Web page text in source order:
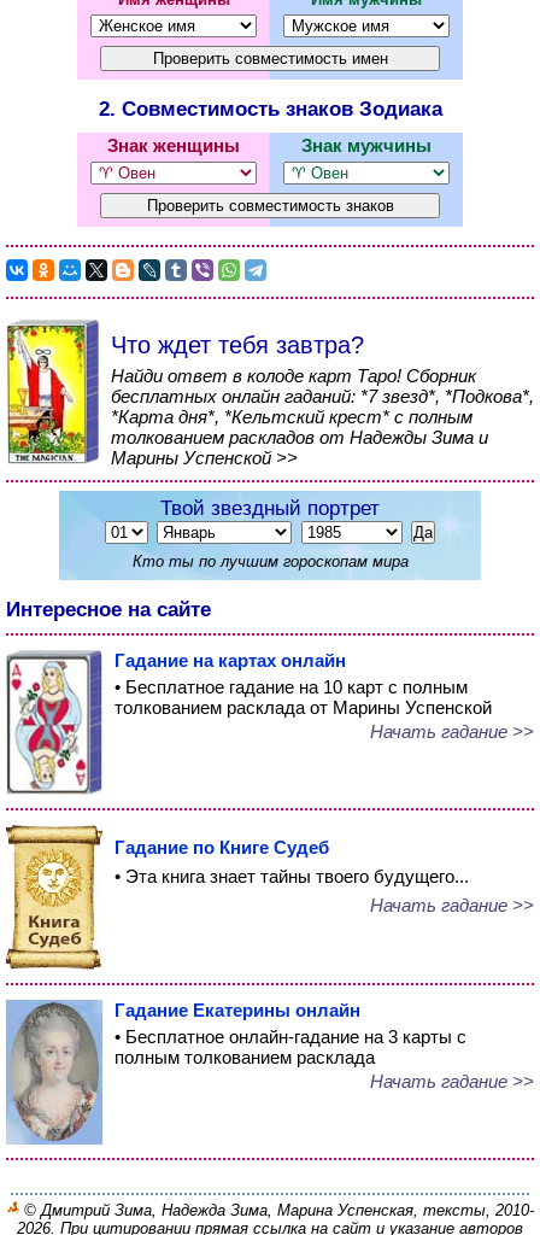
2. Совместимость знаков Зодиака
Знак женщины Знак мужчины
Что ждет тебя завтра?
Найди ответ в колоде карт Таро! Сборник
бесплатных онлайн гаданий: *7 звезд*, *Подкова*,
*Карта дня*, *Кельтский крест* с полным
толкованием раскладов от Надежды Зима и
Марины Успенской >>
Твой звездный портрет
Кто ты по лучшим гороскопам мира
Интересное на сайте
Гадание на картах онлайн
• Бесплатное гадание на 10 карт с полным
толкованием расклада от Марины Успенской
Начать гадание >>
Гадание по Книге Судеб
• Эта книга знает тайны твоего будущего...
Начать гадание >>
Гадание Екатерины онлайн
• Бесплатное онлайн-гадание на 3 карты с
полным толкованием расклада
Начать гадание >>
© Дмитрий Зима, Надежда Зима, Марина Успенская, тексты, 2010-
2026. При цитировании прямая ссылка на сайт и указание авторов